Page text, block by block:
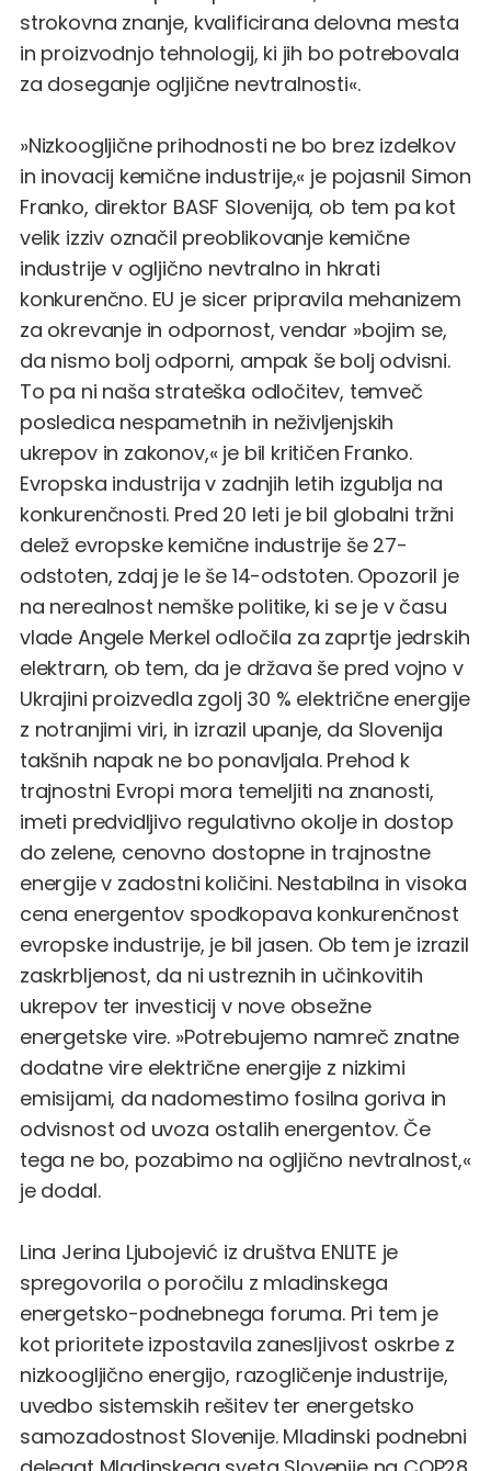
strokovna znanje, kvalificirana delovna mesta
in proizvodnjo tehnologij, ki jih bo potrebovala
za doseganje ogljične nevtralnosti«.
»Nizkoogljične prihodnosti ne bo brez izdelkov
in inovacij kemične industrije,« je pojasnil Simon
Franko, direktor BASF Slovenija, ob tem pa kot
velik izziv označil preoblikovanje kemične
industrije v ogljično nevtralno in hkrati
konkurenčno. EU je sicer pripravila mehanizem
za okrevanje in odpornost, vendar »bojim se,
da nismo bolj odporni, ampak še bolj odvisni.
To pa ni naša strateška odločitev, temveč
posledica nespametnih in neživljenjskih
ukrepov in zakonov,« je bil kritičen Franko.
Evropska industrija v zadnjih letih izgublja na
konkurenčnosti. Pred 20 leti je bil globalni tržni
delež evropske kemične industrije še 27-
odstoten, zdaj je le še 14-odstoten. Opozoril je
na nerealnost nemške politike, ki se je v času
vlade Angele Merkel odločila za zaprtje jedrskih
elektrarn, ob tem, da je država še pred vojno v
Ukrajini proizvedla zgolj 30 % električne energije
z notranjimi viri, in izrazil upanje, da Slovenija
takšnih napak ne bo ponavljala. Prehod k
trajnostni Evropi mora temeljiti na znanosti,
imeti predvidljivo regulativno okolje in dostop
do zelene, cenovno dostopne in trajnostne
energije v zadostni količini. Nestabilna in visoka
cena energentov spodkopava konkurenčnost
evropske industrije, je bil jasen. Ob tem je izrazil
zaskrbljenost, da ni ustreznih in učinkovitih
ukrepov ter investicij v nove obsežne
energetske vire. »Potrebujemo namreč znatne
dodatne vire električne energije z nizkimi
emisijami, da nadomestimo fosilna goriva in
odvisnost od uvoza ostalih energentov. Če
tega ne bo, pozabimo na ogljično nevtralnost,«
je dodal.
Lina Jerina Ljubojević iz društva ENLITE je
spregovorila o poročilu z mladinskega
energetsko-podnebnega foruma. Pri tem je
kot prioritete izpostavila zanesljivost oskrbe z
nizkoogljično energijo, razogličenje industrije,
uvedbo sistemskih rešitev ter energetsko
samozadostnost Slovenije. Mladinski podnebni